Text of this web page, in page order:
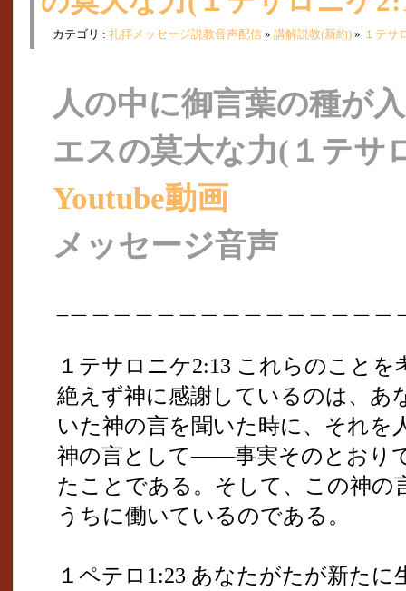
カテゴリ : 礼拝メッセージ説教音声配信 » 講解説教(新約) » １テサ
人の中に御言葉の種が
エスの莫大な力(１テサ
Youtube動画
メッセージ音声
１テサロニケ2:13 これらのこと
絶えず神に感謝しているのは、あ
いた神の言を聞いた時に、それを
神の言として――事実そのとおり
たことである。そして、この神の
うちに働いているのである。
１ペテロ1:23 あなたがたが新た